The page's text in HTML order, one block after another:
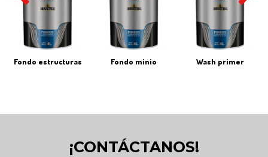
fondo estructuras fondo minio wash primer
¡CONTÁCTANOS!